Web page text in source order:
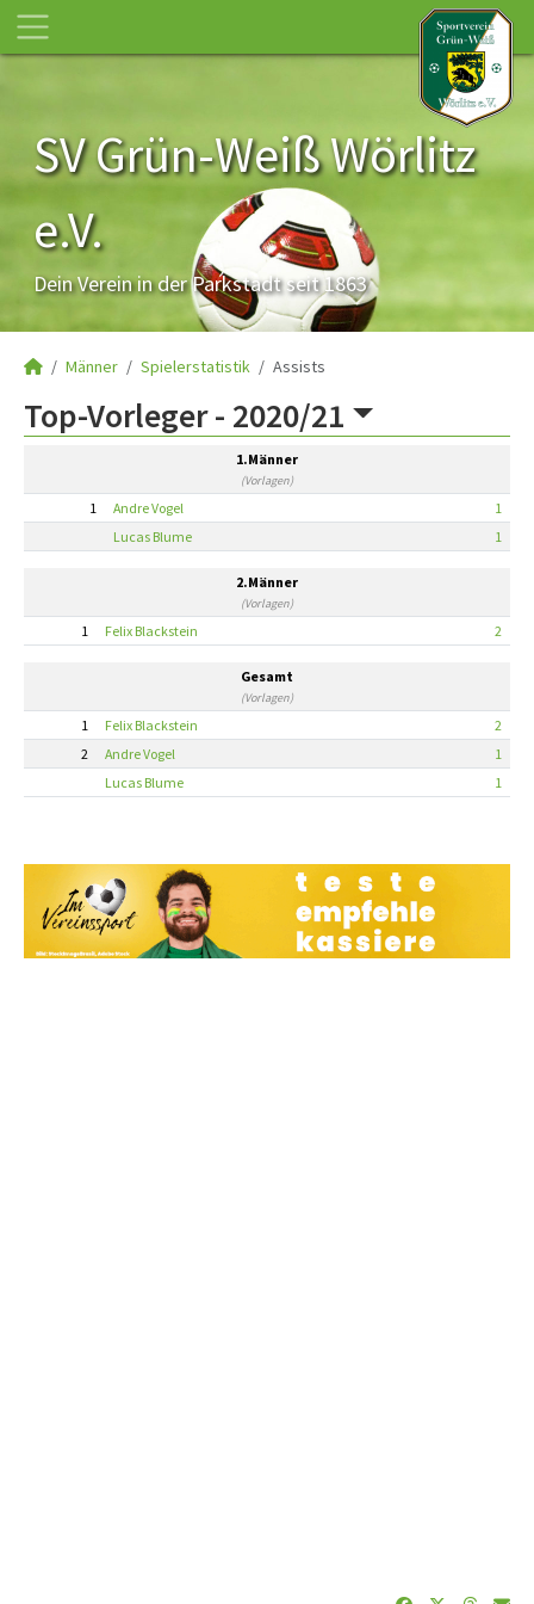
SV Grün-Weiß Wörlitz
e.V.
Dein Verein in der Parkstadt seit 1863
Männer Spielerstatistik Assists
Top-Vorleger - 2020/21
1.Männer
(Vorlagen)
1 Andre Vogel
1
Lucas Blume
1
2.Männer
(Vorlagen)
1 Felix Blackstein 2
Gesamt
(Vorlagen)
1 Felix Blackstein
2
2
Andre Vogel
1
Lucas Blume
1